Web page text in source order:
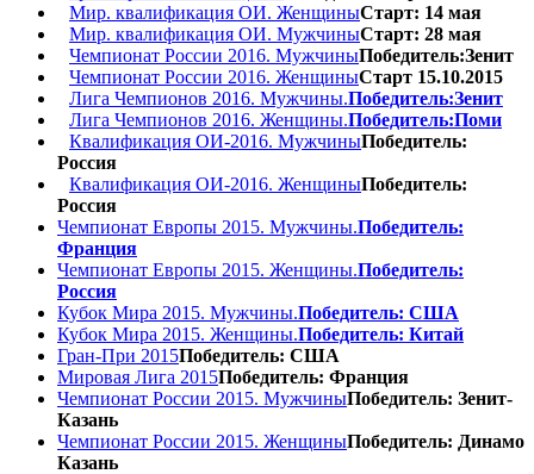
Мир. квалификация ОИ. ЖенщиныСтарт: 14 мая
Мир. квалификация ОИ. МужчиныСтарт: 28 мая
Чемпионат России 2016. МужчиныПобедитель:Зенит
Чемпионат России 2016. ЖенщиныСтарт 15.10.2015
Лига Чемпионов 2016. Мужчины.Победитель:Зенит
Лига Чемпионов 2016. Женщины.Победитель:Поми
Квалификация ОИ-2016. МужчиныПобедитель:
Россия
Квалификация ОИ-2016. ЖенщиныПобедитель:
Россия
Чемпионат Европы 2015. Мужчины.Победитель:
Франция
Чемпионат Европы 2015. Женщины.Победитель:
Россия
Кубок Мира 2015. Мужчины.Победитель: США
Кубок Мира 2015. Женщины.Победитель: Китай
Гран-При 2015Победитель: США
Мировая Лига 2015Победитель: Франция
Чемпионат России 2015. МужчиныПобедитель: Зенит-
Казань
Чемпионат России 2015. ЖенщиныПобедитель: Динамо
Казань